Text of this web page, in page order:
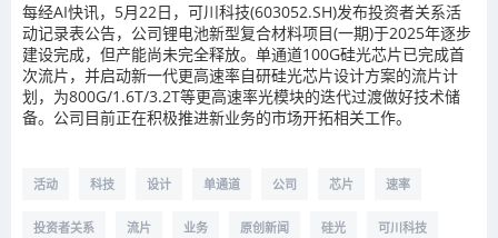
每经AI快讯，5月22日，可川科技(603052.SH)发布投资者关系活
动记录表公告，公司锂电池新型复合材料项目(一期)于2025年逐步
建设完成，但产能尚未完全释放。单通道100G硅光芯片已完成首
次流片，并启动新一代更高速率自研硅光芯片设计方案的流片计
划，为800G/1.6T/3.2T等更高速率光模块的迭代过渡做好技术储
备。公司目前正在积极推进新业务的市场开拓相关工作。
活动 科技 设计 单通道 公司 芯片 速率
投资者关系 流片 业务 原创新闻 硅光 可川科技